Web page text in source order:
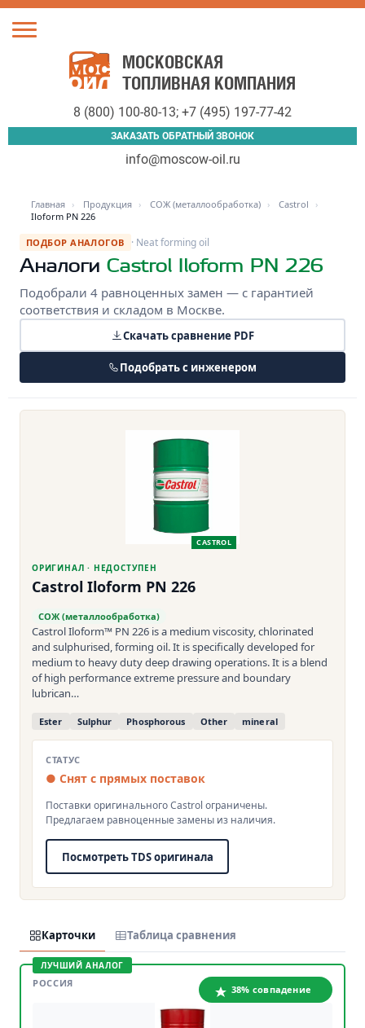
Toggle
МОСКОВСКАЯ
ТОПЛИВНАЯ КОМПАНИЯ
8 (800) 100-80-13; +7 (495) 197-77-42
ЗАКАЗАТЬ ОБРАТНЫЙ ЗВОНОК
info@moscow-oil.ru
Главная › Продукция › СОЖ (металлообработка) › Castrol
›
Iloform PN 226
ПОДБОР АНАЛОГОВ · Neat forming oil
Аналоги Castrol Iloform PN 226
Подобрали 4 равноценных замен — с гарантией
соответствия и складом в Москве.
Скачать сравнение PDF
Подобрать с инженером
CASTROL
ОРИГИНАЛ · НЕДОСТУПЕН
Castrol Iloform PN 226
СОЖ (металлообработка)
Castrol Iloform™ PN 226 is a medium viscosity, chlorinated
and sulphurised, forming oil. It is specifically developed for
medium to heavy duty deep drawing operations. It is a blend
of high performance extreme pressure and boundary
lubrican…
Ester Sulphur Phosphorous Other mineral
СТАТУС
● Снят с прямых поставок
Поставки оригинального Castrol ограничены.
Предлагаем равноценные замены из наличия.
Посмотреть TDS оригинала
Карточки Таблица сравнения
ЛУЧШИЙ АНАЛОГ
РОССИЯ
38% совпадение